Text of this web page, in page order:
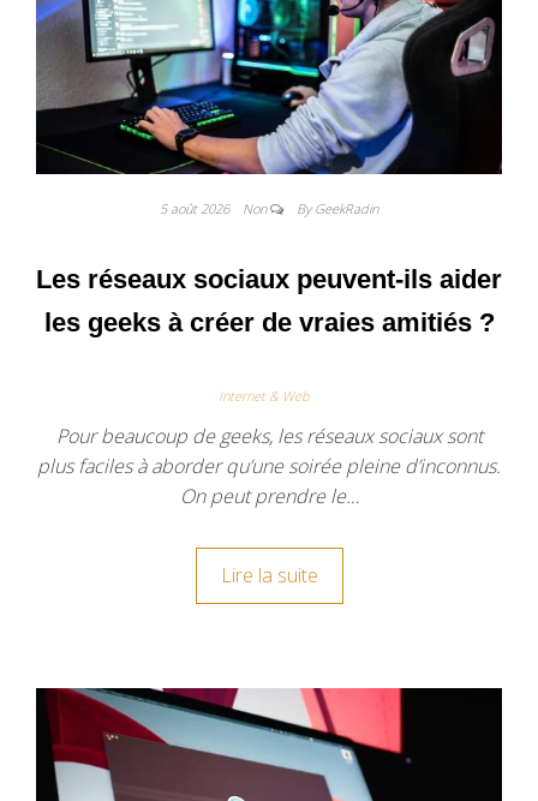
5 août 2026 Non By GeekRadin
Les réseaux sociaux peuvent-ils aider
les geeks à créer de vraies amitiés ?
Internet & Web
Pour beaucoup de geeks, les réseaux sociaux sont
plus faciles à aborder qu’une soirée pleine d’inconnus.
On peut prendre le…
Lire la suite